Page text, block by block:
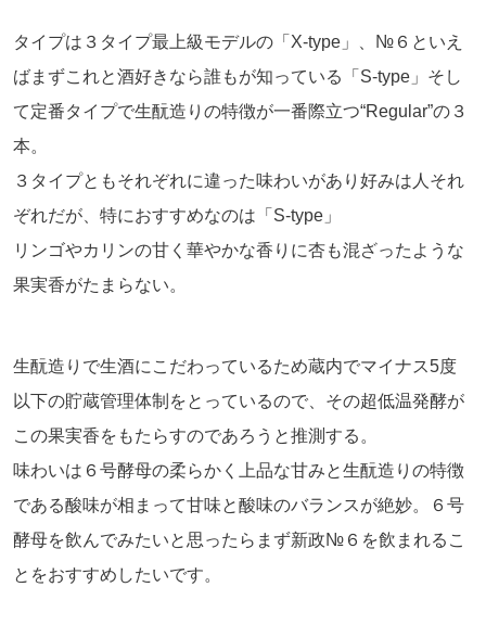
タイプは３タイプ最上級モデルの「X-type」、№６といえ
ばまずこれと酒好きなら誰もが知っている「S-type」そし
て定番タイプで生酛造りの特徴が一番際立つ“Regular”の３
本。
３タイプともそれぞれに違った味わいがあり好みは人それ
ぞれだが、特におすすめなのは「S-type」
リンゴやカリンの甘く華やかな香りに杏も混ざったような
果実香がたまらない。
生酛造りで生酒にこだわっているため蔵内でマイナス5度
以下の貯蔵管理体制をとっているので、その超低温発酵が
この果実香をもたらすのであろうと推測する。
味わいは６号酵母の柔らかく上品な甘みと生酛造りの特徴
である酸味が相まって甘味と酸味のバランスが絶妙。６号
酵母を飲んでみたいと思ったらまず新政№６を飲まれるこ
とをおすすめしたいです。